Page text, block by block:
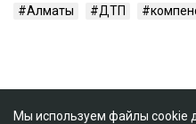
Алматы ДТП
Мы используем файлы cookie